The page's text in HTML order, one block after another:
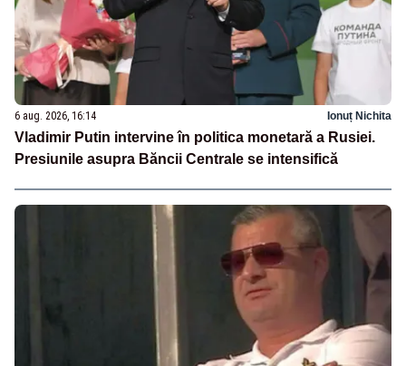
6 aug. 2026, 16:14 Ionuț Nichita
Vladimir Putin intervine în politica monetară a Rusiei.
Presiunile asupra Băncii Centrale se intensifică